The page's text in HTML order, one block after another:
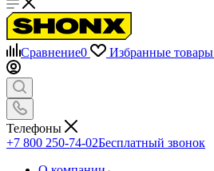
Сравнение0 Избранные товары
Телефоны
+7 800 250-74-02Бесплатный звонок